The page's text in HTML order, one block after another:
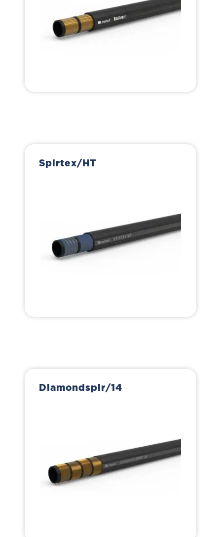
Spirtex/HT
Diamondspir/14